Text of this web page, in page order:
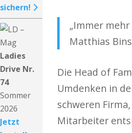
sichern!
Ladies
Drive Nr.
74
Sommer
2026
Jetzt
„Immer
Matthias
Die Head of
Umdenken in
schweren
Mitarbeiter